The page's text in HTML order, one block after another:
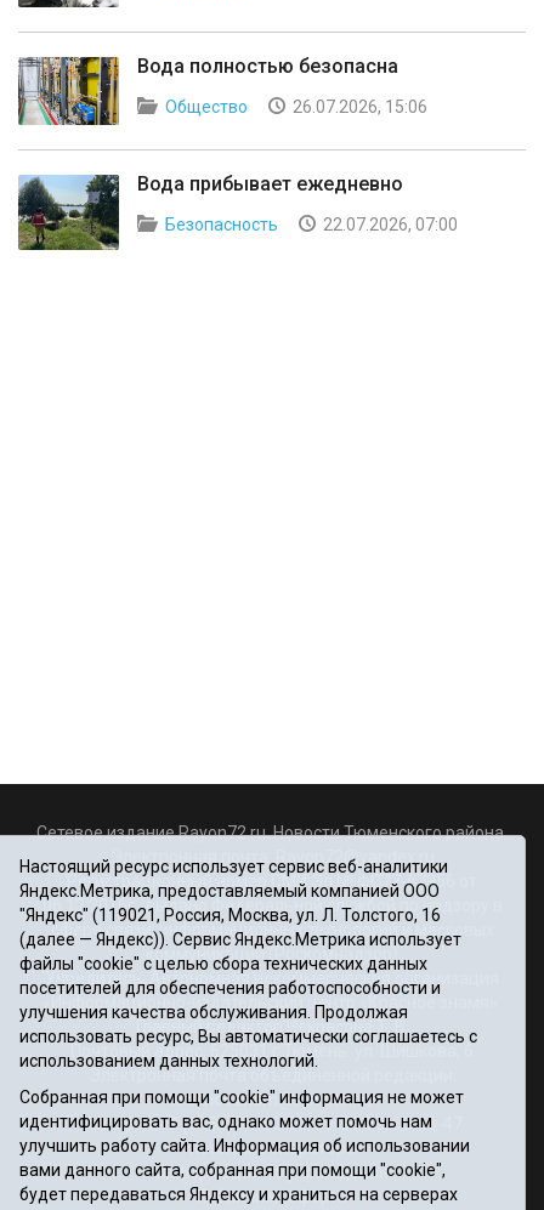
Вода полностью безопасна
Общество 26.07.2026, 15:06
Вода прибывает ежедневно
Безопасность 22.07.2026, 07:00
Сетевое издание Rayon72.ru. Новости Тюменского района.
Rayon72@yandex.ru
Регистрационный номер СМИ Эл № ФС77-67956 от
06.12.2016г., выдано Федеральной службой по надзору в
сфере связи, информационных технологий и массовых
коммуникаций (Роскомнадзор)
Учредитель: Автономная некоммерческая организация
«Информационно-издательский центр «Красное знамя».
Главный редактор Некрасова Т. В.
Почтовый адрес: 625031 г.Тюмень. ул. Шишкова, 6
Электронная почта объединенной редакции:
krasnoeznam@rambler.ru
Телефоны 8 (3452) 34-80-60, 69-56-73, 69-56-47
Политика оператора
Информация об учреждении
Публичная оферта
Настоящий ресурс использует сервис веб-аналитики
Яндекс.Метрика, предоставляемый компанией ООО
"Яндекс" (119021, Россия, Москва, ул. Л. Толстого, 16
(далее — Яндекс)). Сервис Яндекс.Метрика использует
файлы "cookie" с целью сбора технических данных
посетителей для обеспечения работоспособности и
улучшения качества обслуживания. Продолжая
использовать ресурс, Вы автоматически соглашаетесь с
использованием данных технологий.
Собранная при помощи "cookie" информация не может
идентифицировать вас, однако может помочь нам
улучшить работу сайта. Информация об использовании
вами данного сайта, собранная при помощи "cookie",
будет передаваться Яндексу и храниться на серверах